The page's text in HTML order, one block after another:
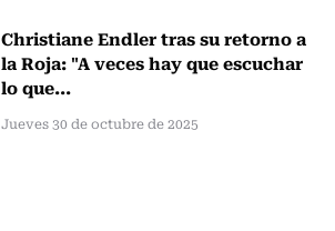
Christiane Endler tras su retorno a
la Roja: "A veces hay que escuchar
lo que...
Jueves 30 de octubre de 2025